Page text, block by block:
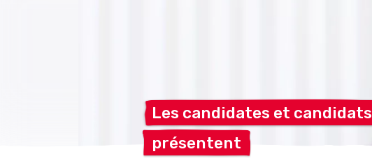
Les candidates et candidats
présentent